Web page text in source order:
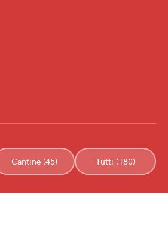
Cantine (45) Tutti (180)